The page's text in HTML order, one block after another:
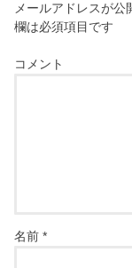
メールアドレスが公
欄は必須項目です
コメント
名前*